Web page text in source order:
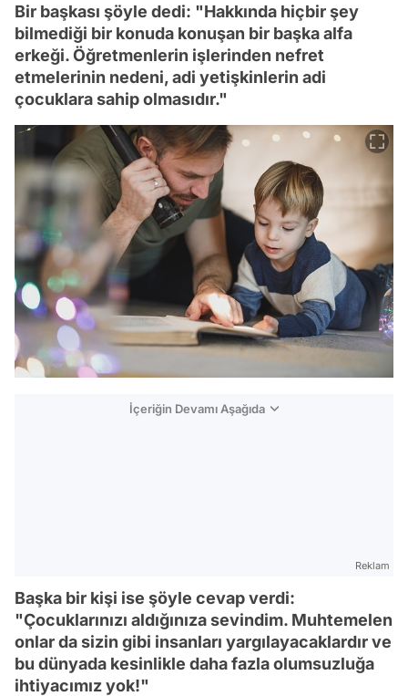
Bir başkası şöyle dedi: "Hakkında hiçbir şey
bilmediği bir konuda konuşan bir başka alfa
erkeği. Öğretmenlerin işlerinden nefret
etmelerinin nedeni, adi yetişkinlerin adi
çocuklara sahip olmasıdır."
İçeriğin Devamı Aşağıda
Reklam
Başka bir kişi ise şöyle cevap verdi:
"Çocuklarınızı aldığınıza sevindim. Muhtemelen
onlar da sizin gibi insanları yargılayacaklardır ve
bu dünyada kesinlikle daha fazla olumsuzluğa
ihtiyacımız yok!"